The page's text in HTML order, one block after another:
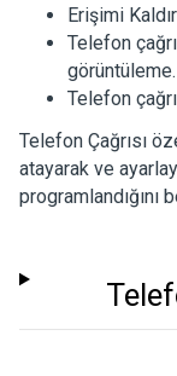
Erişimi
Telefon
görüntüleme.
Telefon
Telefon Çağrısı
atayarak ve